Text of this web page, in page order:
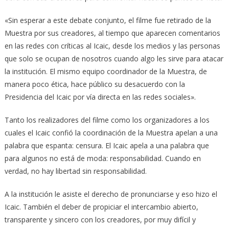
«Sin esperar a este debate conjunto, el filme fue retirado de la
Muestra por sus creadores, al tiempo que aparecen comentarios
en las redes con críticas al Icaic, desde los medios y las personas
que solo se ocupan de nosotros cuando algo les sirve para atacar
la institución. El mismo equipo coordinador de la Muestra, de
manera poco ética, hace público su desacuerdo con la
Presidencia del Icaic por vía directa en las redes sociales».
Tanto los realizadores del filme como los organizadores a los
cuales el Icaic confió la coordinación de la Muestra apelan a una
palabra que espanta: censura. El Icaic apela a una palabra que
para algunos no está de moda: responsabilidad. Cuando en
verdad, no hay libertad sin responsabilidad.
A la institución le asiste el derecho de pronunciarse y eso hizo el
Icaic. También el deber de propiciar el intercambio abierto,
transparente y sincero con los creadores, por muy difícil y